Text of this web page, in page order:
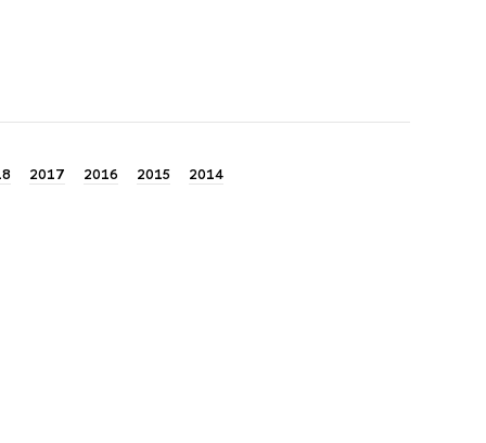
2017 2016 2015 2014